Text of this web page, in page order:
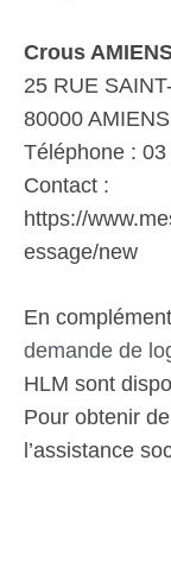
Crous
25 RUE
80000 AMIENS
Téléphone :
Contact :
https://
essage/new
En
demande de
HLM sont
Pour obtenir
l’assistance